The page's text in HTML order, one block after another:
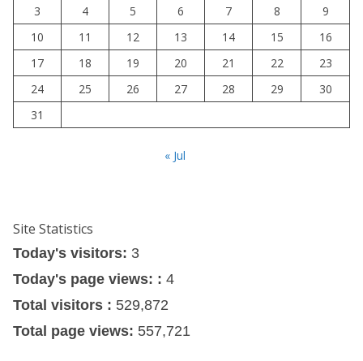
3
4 5 6 7 8
9
10
11 12 13 14 15
16
17
18 19 20 21 22
23
24
25 26 27 28 29
30
31
« Jul
Site Statistics
Today's visitors: 3
Today's page views: : 4
Total visitors : 529,872
Total page views: 557,721